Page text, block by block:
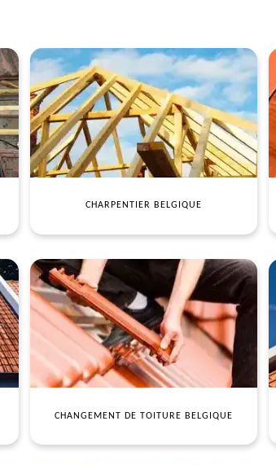
CHARPENTIER BELGIQUE
CHANGEMENT DE TOITURE BELGIQUE